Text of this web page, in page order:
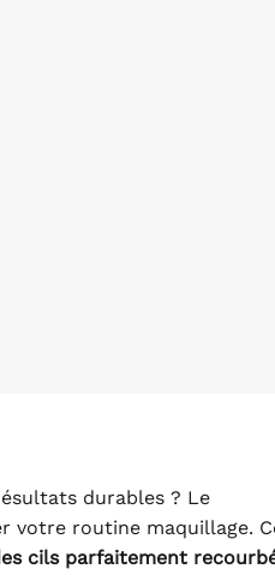
durables ? Le
votre routine maquillage.
cils parfaitement